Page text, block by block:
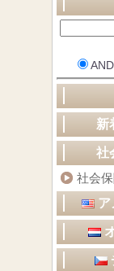
新
社
社会
ア